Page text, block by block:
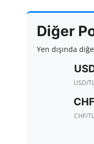
Diğer
Yen dışında
USD/
CHF/